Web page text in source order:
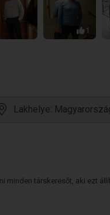
1
Lakhelye:
minden társkeresőt, aki ezt